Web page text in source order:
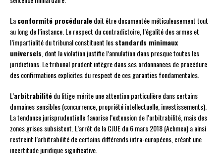
Laconformité procéduraledoit être documentée méticuleusement tout
au long de l’instance. Le respect du contradictoire, l’égalité des armes et
l’impartialité du tribunal constituent lesstandards minimaux
universels , dont la violation justifie l’annulation dans presque toutes les
juridictions. Le tribunal prudent intègre dans ses ordonnances de procédure
des confirmations explicites du respect de ces garanties fondamentales.
L’arbitrabilitédu litige mérite une attention particulière dans certains
domaines sensibles (concurrence, propriété intellectuelle, investissements).
La tendance jurisprudentielle favorise l’extension de l’arbitrabilité, mais des
zones grises subsistent. L’arrêt de la CJUE du 6 mars 2018 (Achmea) a ainsi
restreint l’arbitrabilité de certains différends intra-européens, créant une
incertitude juridique significative.